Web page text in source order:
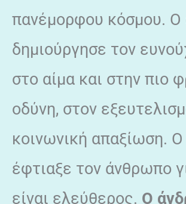
πανέμορφου κόσμου. Ο
δημιούργησε τον
στο αίμα και στην πιο
οδύνη, στον
κοινωνική απαξίωση.
έφτιαξε τον άνθρωπο
είναι ελεύθερος. Ο